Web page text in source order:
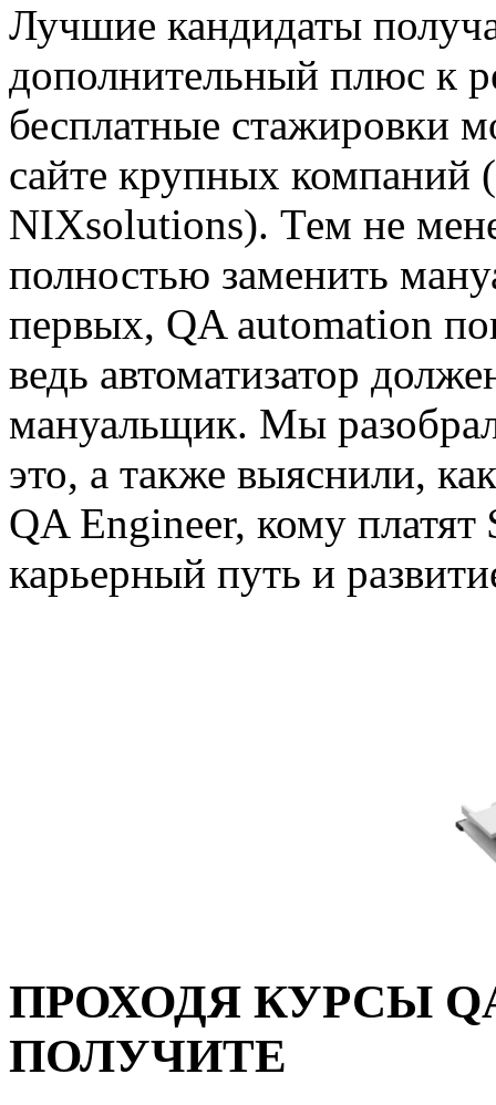
Лучшие кандидаты
дополнительный плюс к
бесплатные стажировки
сайте крупных компаний
NIXsolutions). Тем не
полностью заменить
первых, QA automation
ведь автоматизатор
мануальщик. Мы
это, а также выяснили,
QA Engineer, кому платят
карьерный путь и
ПРОХОДЯ КУРСЫ
ПОЛУЧИТЕ